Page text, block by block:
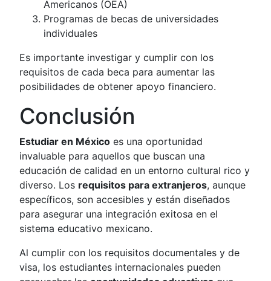
Americanos (OEA)
Programas de becas de universidades
individuales
Es importante investigar y cumplir con los
requisitos de cada beca para aumentar las
posibilidades de obtener apoyo financiero.
Conclusión
Estudiar en México es una oportunidad
invaluable para aquellos que buscan una
educación de calidad en un entorno cultural rico y
diverso. Los requisitos para extranjeros, aunque
específicos, son accesibles y están diseñados
para asegurar una integración exitosa en el
sistema educativo mexicano.
Al cumplir con los requisitos documentales y de
visa, los estudiantes internacionales pueden